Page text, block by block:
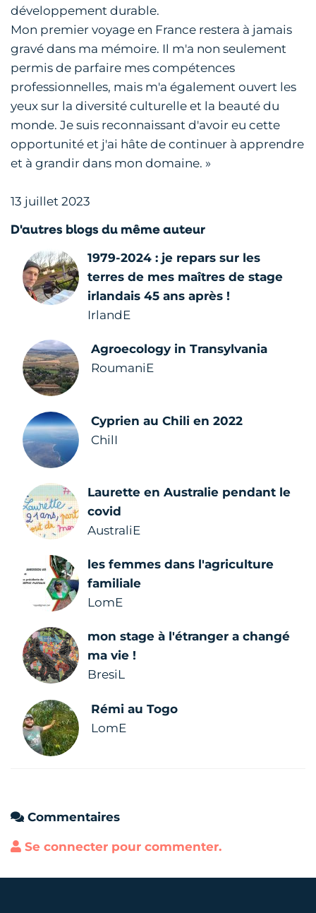
développement durable.
Mon premier voyage en France restera à jamais
gravé dans ma mémoire. Il m'a non seulement
permis de parfaire mes compétences
professionnelles, mais m'a également ouvert les
yeux sur la diversité culturelle et la beauté du
monde. Je suis reconnaissant d'avoir eu cette
opportunité et j'ai hâte de continuer à apprendre
et à grandir dans mon domaine. »
13 juillet 2023
D'autres blogs du même auteur
1979-2024 : je repars sur les
terres de mes maîtres de stage
irlandais 45 ans après !
IrlandE
Agroecology in Transylvania
RoumaniE
Cyprien au Chili en 2022
ChilI
Laurette en Australie pendant le
covid
AustraliE
les femmes dans l'agriculture
familiale
LomE
mon stage à l'étranger a changé
ma vie !
BresiL
Rémi au Togo
LomE
Commentaires
Se connecter pour commenter.